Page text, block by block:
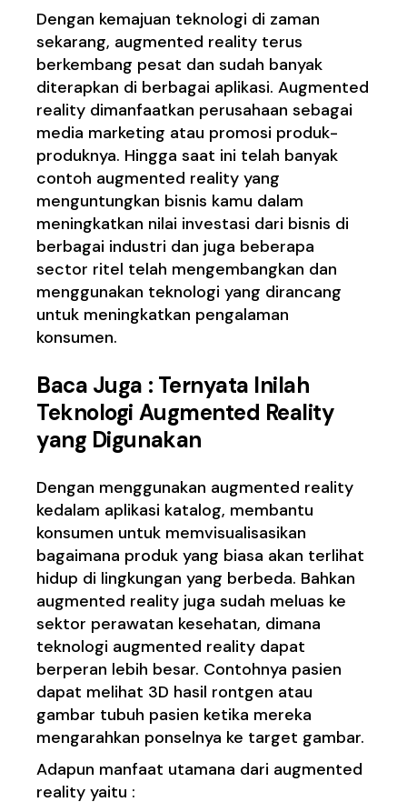
Dengan kemajuan teknologi di zaman
sekarang, augmented reality terus
berkembang pesat dan sudah banyak
diterapkan di berbagai aplikasi. Augmented
reality dimanfaatkan perusahaan sebagai
media marketing atau promosi produk-
produknya. Hingga saat ini telah banyak
contoh augmented reality yang
menguntungkan bisnis kamu dalam
meningkatkan nilai investasi dari bisnis di
berbagai industri dan juga beberapa
sector ritel telah mengembangkan dan
menggunakan teknologi yang dirancang
untuk meningkatkan pengalaman
konsumen.
Baca Juga : Ternyata Inilah
Teknologi Augmented Reality
yang Digunakan
Dengan menggunakan augmented reality
kedalam aplikasi katalog, membantu
konsumen untuk memvisualisasikan
bagaimana produk yang biasa akan terlihat
hidup di lingkungan yang berbeda. Bahkan
augmented reality juga sudah meluas ke
sektor perawatan kesehatan, dimana
teknologi augmented reality dapat
berperan lebih besar. Contohnya pasien
dapat melihat 3D hasil rontgen atau
gambar tubuh pasien ketika mereka
mengarahkan ponselnya ke target gambar.
Adapun manfaat utamana dari augmented
reality yaitu :